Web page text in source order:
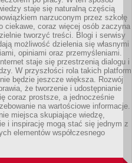
staje się naturalną częścią
narzuconym przez szkołę
ciekawe, coraz więcej osób zaczyna
tworzyć treści. Blogi i serwisy
możliwość dzielenia się własnymi
opiniami oraz przemyśleniami.
staje się przestrzenią dialogu i
W przyszłości rola takich platform
będzie jeszcze większa. Rozwój
że tworzenie i udostępnianie
coraz prostsze, a jednocześnie
na wartościowe informacje.
miejsca skupiające wiedzę,
i inspirację mogą stać się jednym z
elementów współczesnego